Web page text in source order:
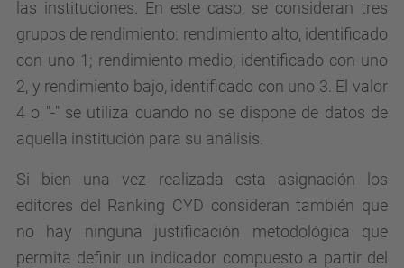
las instituciones. En este caso, se consideran tres
grupos de rendimiento: rendimiento alto, identificado
con uno 1; rendimiento medio, identificado con uno
2, y rendimiento bajo, identificado con uno 3. El valor
4 o "-" se utiliza cuando no se dispone de datos de
aquella institución para su análisis.
Si bien una vez realizada esta asignación los
editores del Ranking CYD consideran también que
no hay ninguna justificación metodológica que
permita definir un indicador compuesto a partir del